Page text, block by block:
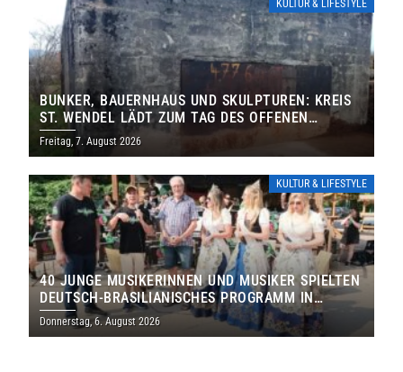
KULTUR & LIFESTYLE
BUNKER, BAUERNHAUS UND SKULPTUREN: KREIS
ST. WENDEL LÄDT ZUM TAG DES OFFENEN
DENKMALS EIN
Freitag, 7. August 2026
KULTUR & LIFESTYLE
40 JUNGE MUSIKERINNEN UND MUSIKER SPIELTEN
DEUTSCH-BRASILIANISCHES PROGRAMM IN
THOLEY
Donnerstag, 6. August 2026